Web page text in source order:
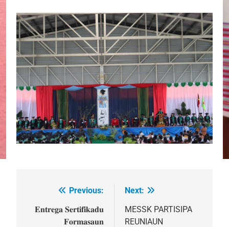
navigation
Previous:
𝐄𝐧𝐭𝐫𝐞𝐠𝐚 𝐒𝐞𝐫𝐭𝐢𝐟𝐢𝐤𝐚𝐝𝐮
𝐅𝐨𝐫𝐦𝐚𝐬𝐚𝐮𝐧
Next:
MESSK PARTISIPA
REUNIAUN